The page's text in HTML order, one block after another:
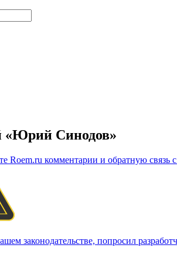
«Юрий Синодов»
Roem.ru комментарии и обратную связь с
законодательстве, попросил